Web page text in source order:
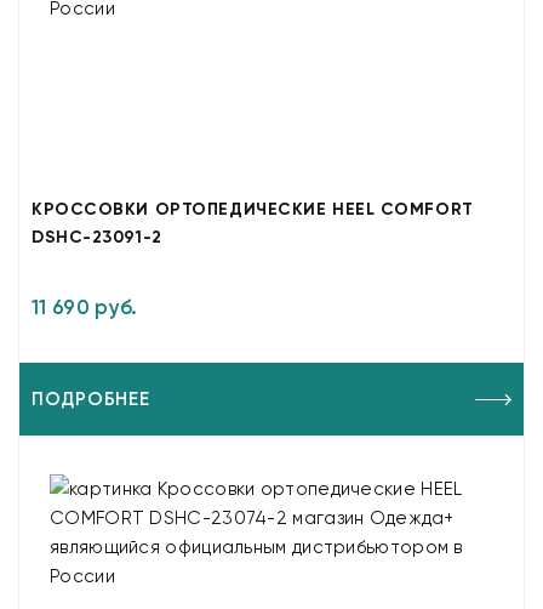
КРОССОВКИ ОРТОПЕДИЧЕСКИЕ HEEL COMFORT
DSHC-23091-2
11 690 руб.
ПОДРОБНЕЕ